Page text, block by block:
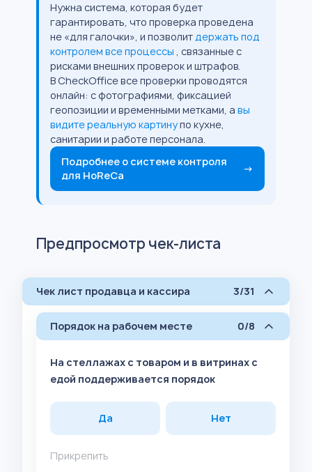
Нужна система, которая будет
гарантировать, что проверка проведена
не «для галочки», и позволитдержать под
контролем все процессы , связанные с
рисками внешних проверок и штрафов.
В CheckOffice все проверки проводятся
онлайн: с фотографиями, фиксацией
геопозиции и временными метками, а вы
видите реальную картинупо кухне,
санитарии и работе персонала.
Подробнее о системе контроля
для HoReCa
→
Предпросмотр чек-листа
Чек лист продавца и кассира 3/31
Порядок на рабочем месте 0/8
На стеллажах с товаром и в витринах с
едой поддерживается порядок
Да Нет
Прикрепить